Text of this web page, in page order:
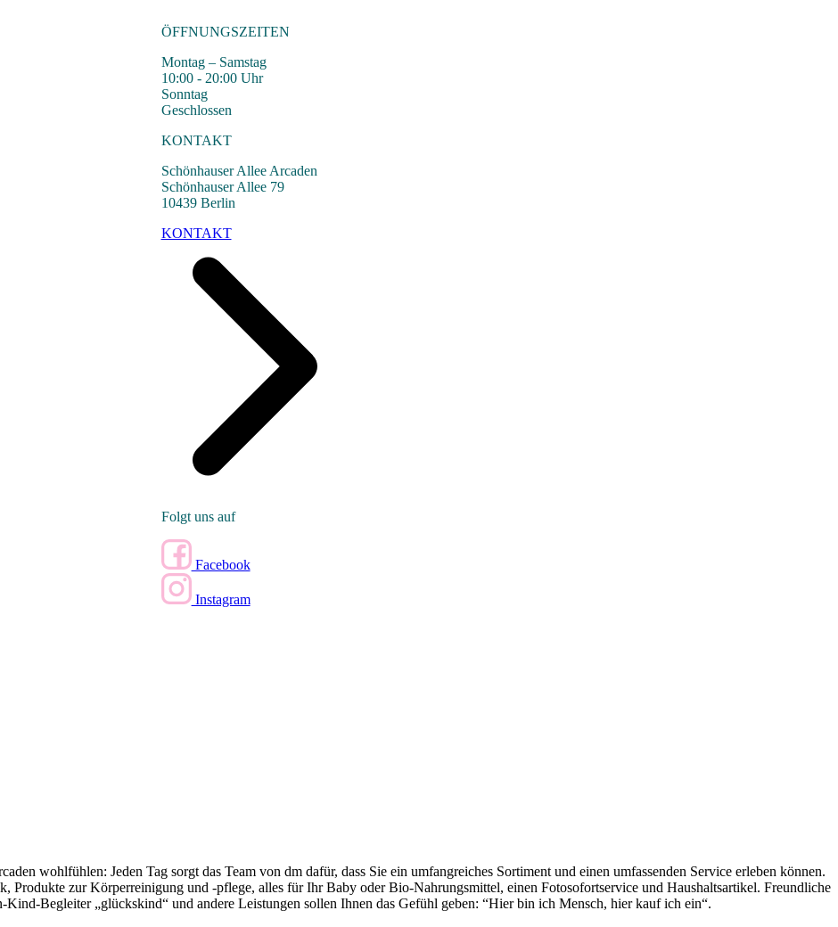
ÖFFNUNGSZEITEN
Montag – Samstag
10:00 - 20:00 Uhr
Sonntag
Geschlossen
KONTAKT
Schönhauser Allee Arcaden
Schönhauser Allee 79
10439 Berlin
KONTAKT
Folgt uns auf
Facebook
Instagram
wohlfühlen: Jeden Tag sorgt das Team von dm dafür, dass Sie ein umfangreiches Sortiment und einen umfassenden Service erleben können.
Produkte zur Körperreinigung und -pflege, alles für Ihr Baby oder Bio-Nahrungsmittel, einen Fotosofortservice und Haushaltsartikel. Freundliche
Begleiter „glückskind“ und andere Leistungen sollen Ihnen das Gefühl geben: “Hier bin ich Mensch, hier kauf ich ein“.